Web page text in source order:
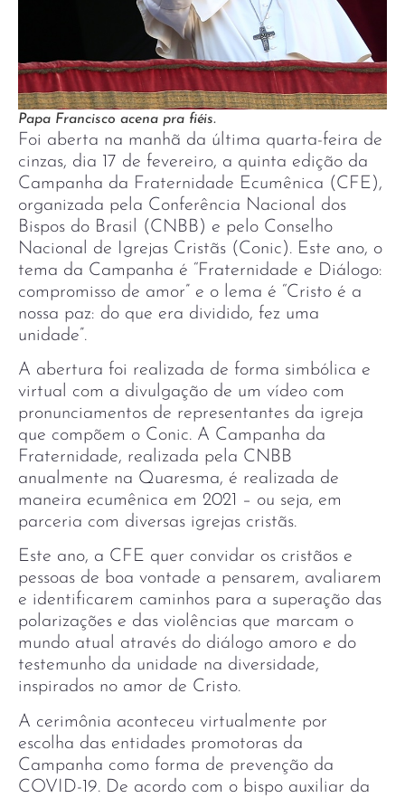
Papa Francisco acena pra fiéis.
Foi aberta na manhã da última quarta-feira de
cinzas, dia 17 de fevereiro, a quinta edição da
Campanha da Fraternidade Ecumênica (CFE),
organizada pela Conferência Nacional dos
Bispos do Brasil (CNBB) e pelo Conselho
Nacional de Igrejas Cristãs (Conic). Este ano, o
tema da Campanha é “Fraternidade e Diálogo:
compromisso de amor” e o lema é “Cristo é a
nossa paz: do que era dividido, fez uma
unidade”.
A abertura foi realizada de forma simbólica e
virtual com a divulgação de um vídeo com
pronunciamentos de representantes da igreja
que compõem o Conic. A Campanha da
Fraternidade, realizada pela CNBB
anualmente na Quaresma, é realizada de
maneira ecumênica em 2021 – ou seja, em
parceria com diversas igrejas cristãs.
Este ano, a CFE quer convidar os cristãos e
pessoas de boa vontade a pensarem, avaliarem
e identificarem caminhos para a superação das
polarizações e das violências que marcam o
mundo atual através do diálogo amoro e do
testemunho da unidade na diversidade,
inspirados no amor de Cristo.
A cerimônia aconteceu virtualmente por
escolha das entidades promotoras da
Campanha como forma de prevenção da
COVID-19. De acordo com o bispo auxiliar da